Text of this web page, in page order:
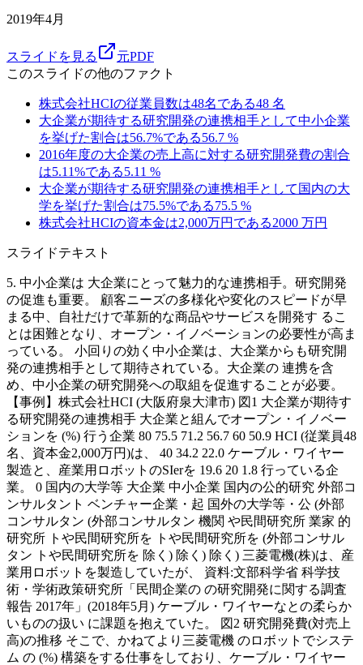
2019年4月
スライドを見る
元PDF
このスライドの他のファクト
株式会社HCIの従業員数は48名である48 名
大企業が期待する研究開発の連携相手として中小企業
を挙げた割合は56.7%である56.7 %
2016年度の大企業の売上高に対する研究開発費の割合
は5.11%である5.11 %
大企業が期待する研究開発の連携相手として国内の大
学を挙げた割合は75.5%である75.5 %
株式会社HCIの資本金は2,000万円である2000 万円
スライドテキスト
5. 中小企業は 大企業にとって魅力的な連携相手。研究開発
の促進も重要。 顧客ニーズの多様化や変化のスピードが早
まる中、自社だけで革新的な商品やサービスを開発す るこ
とは困難となり、オープン・イノベーションの必要性が高ま
っている。 小回りの効く中小企業は、大企業からも研究開
発の連携相手として期待されている。大企業の 連携を含
め、中小企業の研究開発への取組を促進することが必要。
【事例】株式会社HCI (大阪府泉大津市) 図1 大企業が期待す
る研究開発の連携相手 大企業と組んでオープン・イノベー
ションを (%) 行う企業 80 75.5 71.2 56.7 60 50.9 HCI (従業員48
名、資本金2,000万円)は、 40 34.2 22.0 ケーブル・ワイヤー
製造と、産業用ロボットのSIerを 19.6 20 1.8 行っている企
業。 0 国内の大学等 大企業 中小企業 国内の公的研究 外部コ
ンサルタント ベンチャー企業・起 国外の大学等・公 (外部
コンサルタン (外部コンサルタン 機関 や民間研究所 業家 的
研究所 トや民間研究所を トや民間研究所を (外部コンサル
タン トや民間研究所を 除く) 除く) 除く) 三菱電機(株)は、産
業用ロボットを製造していたが、 資料:文部科学省 科学技
術・学術政策研究所「民間企業の の研究開発に関する調査
報告 2017年」(2018年5月) ケーブル・ワイヤーなとの柔らか
いものの扱い に課題を抱えていた。 図2 研究開発費(対売上
高)の推移 そこで、かねてより三菱電機 のロボットでシステ
ム の (%) 構築をする仕事をしており、ケーブル・ワイヤー